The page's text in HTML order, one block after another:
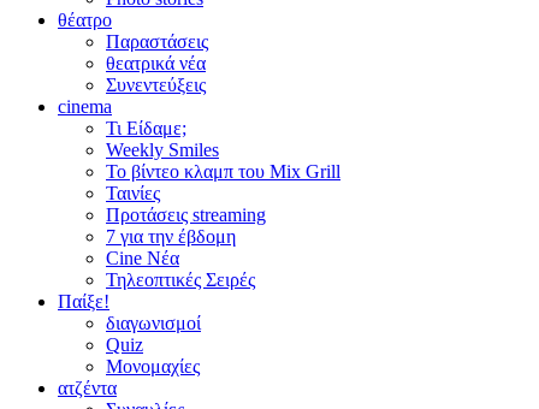
θέατρο
Παραστάσεις
θεατρικά νέα
Συνεντεύξεις
cinema
Τι Είδαμε;
Weekly Smiles
Το βίντεο κλαμπ του Mix Grill
Ταινίες
Προτάσεις streaming
7 για την έβδομη
Cine Νέα
Τηλεοπτικές Σειρές
Παίξε!
διαγωνισμοί
Quiz
Μονομαχίες
ατζέντα